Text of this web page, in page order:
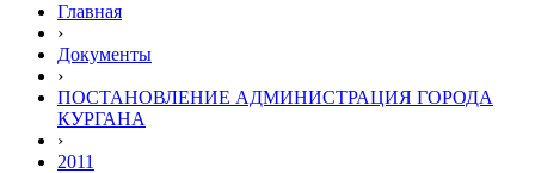
Главная
›
Документы
›
ПОСТАНОВЛЕНИЕ АДМИНИСТРАЦИЯ ГОРОДА
КУРГАНА
›
2011